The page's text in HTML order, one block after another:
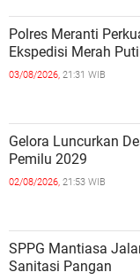
Polres Meranti
Ekspedisi Merah
03/08/2026, 21:31 WIB
Gelora Luncurkan
Pemilu 2029
02/08/2026, 21:53 WIB
SPPG Mantiasa
Sanitasi Pangan